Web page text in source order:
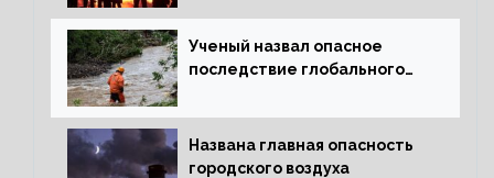
Ученый назвал опасное
последствие глобального
Названа главная опасность
городского воздуха